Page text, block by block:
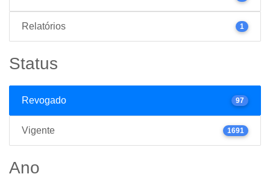
Relatórios 1
Status
Revogado 97
Vigente 1691
Ano